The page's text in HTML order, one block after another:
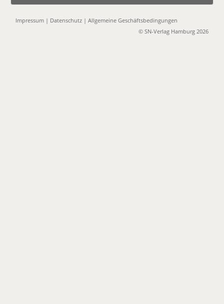
Impressum | Datenschutz |Allgemeine Geschäftsbedingungen
© SN-Verlag Hamburg 2026